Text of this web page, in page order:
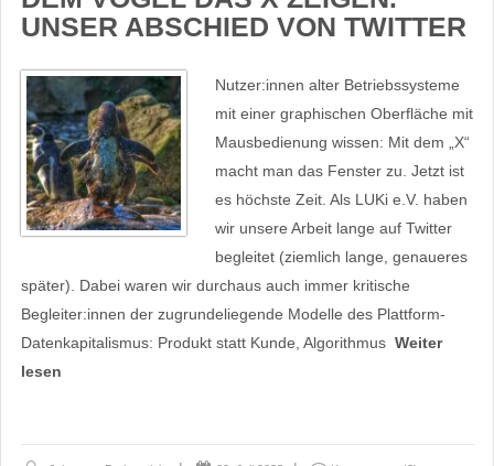
UNSER ABSCHIED VON TWITTER
Nutzer:innen alter Betriebssysteme
mit einer graphischen Oberfläche mit
Mausbedienung wissen: Mit dem „X“
macht man das Fenster zu. Jetzt ist
es höchste Zeit. Als LUKi e.V. haben
wir unsere Arbeit lange auf Twitter
begleitet (ziemlich lange, genaueres
später). Dabei waren wir durchaus auch immer kritische
Begleiter:innen der zugrundeliegende Modelle des Plattform-
Datenkapitalismus: Produkt statt Kunde, Algorithmus Weiter
lesen